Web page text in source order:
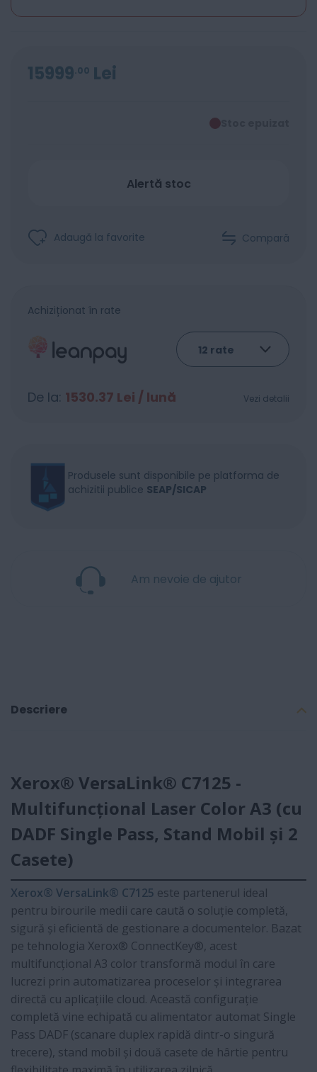
15999 00 Lei
Alertă stoc
Adaugă la favorite Compară
Achiziționat în rate
De la: 1530.37 Lei / lună Vezi detalii
Produsele sunt disponibile pe platforma de
achizitii publice SEAP/SICAP
Am nevoie de ajutor
Descriere
Xerox® VersaLink® C7125 -
Multifuncțional Laser Color A3 (cu
DADF Single Pass, Stand Mobil și 2
Casete)
Xerox® VersaLink® C7125 este partenerul ideal
pentru birourile medii care caută o soluție completă,
sigură și eficientă de gestionare a documentelor. Bazat
pe tehnologia Xerox® ConnectKey®, acest
multifuncțional A3 color transformă modul în care
lucrezi prin automatizarea proceselor și integrarea
directă cu aplicațiile cloud. Această configurație
completă vine echipată cu alimentator automat Single
Pass DADF (scanare duplex rapidă dintr-o singură
trecere), stand mobil și două casete de hârtie pentru